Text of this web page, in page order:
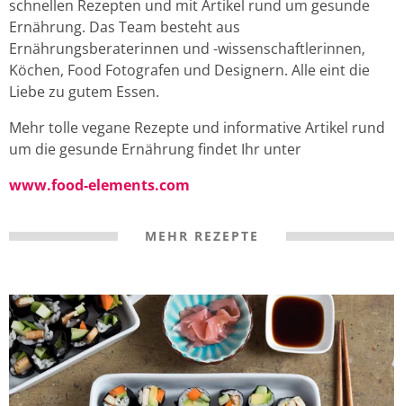
schnellen Rezepten und mit Artikel rund um gesunde
Ernährung. Das Team besteht aus
Ernährungsberaterinnen und -wissenschaftlerinnen,
Köchen, Food Fotografen und Designern. Alle eint die
Liebe zu gutem Essen.
Mehr tolle vegane Rezepte und informative Artikel rund
um die gesunde Ernährung findet Ihr unter
www.food-elements.com
MEHR REZEPTE